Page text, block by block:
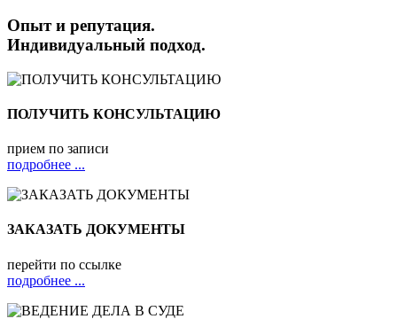
Опыт и репутация.
Индивидуальный подход.
ПОЛУЧИТЬ КОНСУЛЬТАЦИЮ
прием по записи
подробнее ...
ЗАКАЗАТЬ ДОКУМЕНТЫ
перейти по ссылке
подробнее ...